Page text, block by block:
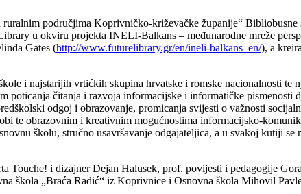
područjima Koprivničko-križevačke županije“
u okviru projekta INELI-Balkans – međunarodne mreže
Gates (http://www.futurelibrary.gr/en/ineli-balkans_en/), a
i najstarijih vrtićkih skupina hrvatske i romske nacionalnosti te
čitanja i razvoja informacijske i informatičke pismenosti
odgoj i obrazovanje, promicanja svijesti o važnosti
te obrazovnim i kreativnim mogućnostima informacijsko-
školu, stručno usavršavanje odgajateljica, a u svakoj kutiji se
Touche! i dizajner Dejan Halusek, prof. povijesti i pedagogije
škola „Braća Radić“ iz Koprivnice i Osnovna škola Mihovil